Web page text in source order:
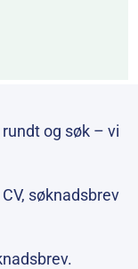
og søk – vi
søknadsbrev